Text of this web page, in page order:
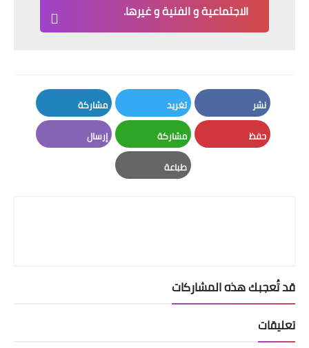
الاجتماعية و الفنية و غيرها.
نشر
Facebook
تغريد
Twitter
مشاركة
LinkedIn
حفظ مشاركة
Whatsapp
إرسال
طباعة
قد تُعجبك هذه المشاركات
تعليقات